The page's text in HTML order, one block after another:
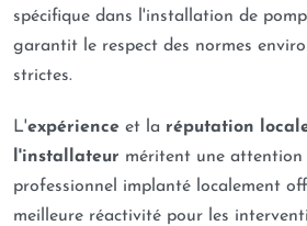
spécifique dans l'installation de
garantit le respect des normes
strictes.
L'expérience et la réputation
l'installateur méritent une attention
professionnel implanté localement
meilleure réactivité pour les